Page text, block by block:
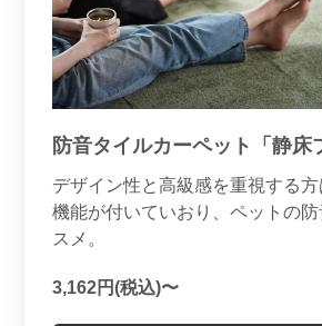
防音タイルカーペット「静床
デザイン性と高級感を重視する
機能が付いていおり、ペットの
スメ。
3,162円(税込)〜